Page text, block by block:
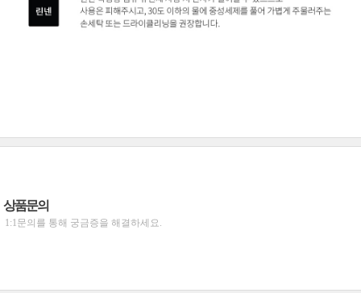
상품문의
1:1문의를 통해 궁금증을 해결하세요.